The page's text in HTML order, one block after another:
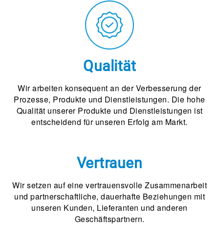
Qualität
Wir arbeiten konsequent an der Verbesserung der
Prozesse, Produkte und Dienstleistungen. Die hohe
Qualität unserer Produkte und Dienstleistungen ist
entscheidend für unseren Erfolg am Markt.
Vertrauen
Wir setzen auf eine vertrauensvolle Zusammenarbeit
und partnerschaftliche, dauerhafte Beziehungen mit
unseren Kunden, Lieferanten und anderen
Geschäftspartnern.